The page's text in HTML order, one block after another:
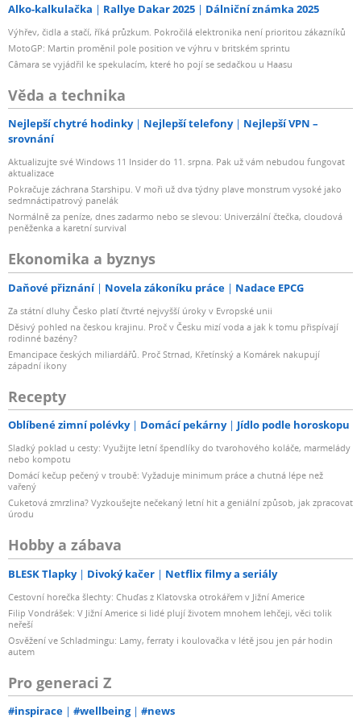
Alko-kalkulačka Rallye Dakar 2025 Dálniční známka 2025
Výhřev, čidla a stačí, říká průzkum. Pokročilá elektronika není prioritou zákazníků
MotoGP: Martin proměnil pole position ve výhru v britském sprintu
Câmara se vyjádřil ke spekulacím, které ho pojí se sedačkou u Haasu
Věda a technika
Nejlepší chytré hodinky Nejlepší telefony
Nejlepší VPN –
srovnání
Aktualizujte své Windows 11 Insider do 11. srpna. Pak už vám nebudou fungovat
aktualizace
Pokračuje záchrana Starshipu. V moři už dva týdny plave monstrum vysoké jako
sedmnáctipatrový panelák
Normálně za peníze, dnes zadarmo nebo se slevou: Univerzální čtečka, cloudová
peněženka a karetní survival
Ekonomika a byznys
Daňové přiznání Novela zákoníku práce Nadace EPCG
Za státní dluhy Česko platí čtvrté nejvyšší úroky v Evropské unii
Děsivý pohled na českou krajinu. Proč v Česku mizí voda a jak k tomu přispívají
rodinné bazény?
Emancipace českých miliardářů. Proč Strnad, Křetínský a Komárek nakupují
západní ikony
Recepty
Oblíbené zimní polévky Domácí pekárny Jídlo podle horoskopu
Sladký poklad u cesty: Využijte letní špendlíky do tvarohového koláče, marmelády
nebo kompotu
Domácí kečup pečený v troubě: Vyžaduje minimum práce a chutná lépe než
vařený
Cuketová zmrzlina? Vyzkoušejte nečekaný letní hit a geniální způsob, jak zpracovat
úrodu
Hobby a zábava
BLESK Tlapky Divoký kačer Netflix filmy a seriály
Cestovní horečka šlechty: Chuďas z Klatovska otrokářem v Jižní Americe
Filip Vondrášek: V Jižní Americe si lidé plují životem mnohem lehčeji, věci tolik
neřeší
Osvěžení ve Schladmingu: Lamy, ferraty i koulovačka v létě jsou jen pár hodin
autem
Pro generaci Z
#inspirace #wellbeing #news